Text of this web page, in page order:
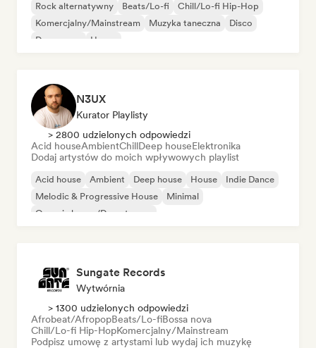
Rock alternatywny Beats/Lo-fi
Chill/Lo-fi Hip-Hop
Komercjalny/Mainstream
Muzyka taneczna
Disco
Dream pop
House
N3UX
Kurator Playlisty
> 2800 udzielonych odpowiedzi
Acid houseAmbientChillDeep houseElektronika
Dodaj artystów do moich wpływowych playlist
Acid house Ambient Deep house House
Indie Dance
Melodic & Progressive House
Minimal
Organic house/Downtempo
Sungate Records
Wytwórnia
> 1300 udzielonych odpowiedzi
Afrobeat/AfropopBeats/Lo-fiBossa nova
Chill/Lo-fi Hip-HopKomercjalny/Mainstream
Podpisz umowę z artystami lub wydaj ich muzykę